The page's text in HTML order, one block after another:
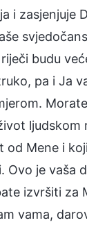
i zasjenjuje
budu
pa i Ja
ljudskom
od Mene i
Ovo je vaša
izvršiti za
vama,